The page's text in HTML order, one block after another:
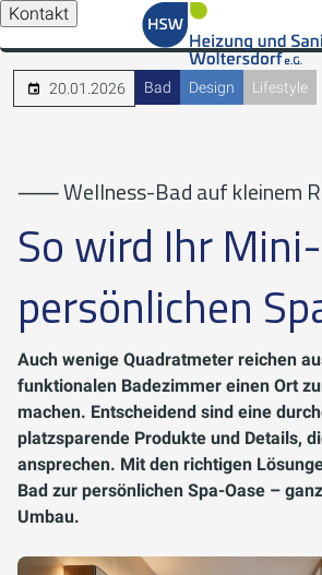
Kontakt
20.01.2026 Bad Design Lifestyle
⸺ Wellness-Bad auf kleinem
So wird Ihr
persönlichen
Auch wenige Quadratmeter reichen
funktionalen Badezimmer einen Ort
machen. Entscheidend sind eine
platzsparende Produkte und Details,
ansprechen. Mit den richtigen
Bad zur persönlichen Spa-Oase –
Umbau.